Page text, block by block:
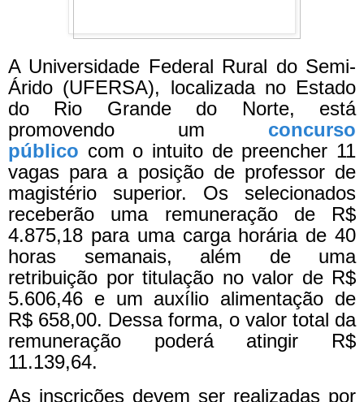
A Universidade Federal Rural do Semi-
Árido (UFERSA), localizada no Estado
do Rio Grande do Norte, está
promovendo um concurso
público com o intuito de preencher 11
vagas para a posição de professor de
magistério superior. Os selecionados
receberão uma remuneração de R$
4.875,18 para uma carga horária de 40
horas semanais, além de uma
retribuição por titulação no valor de R$
5.606,46 e um auxílio alimentação de
R$ 658,00. Dessa forma, o valor total da
remuneração poderá atingir R$
11.139,64.
As inscrições devem ser realizadas por